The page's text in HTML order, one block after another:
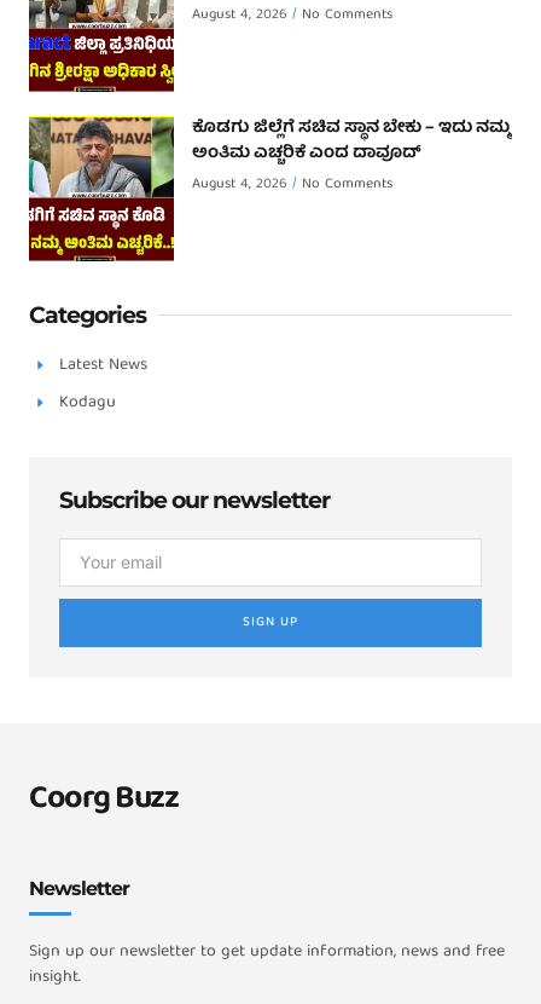
August 4, 2026 No Comments
ಕೊಡಗು ಜಿಲ್ಲೆಗೆ ಸಚಿವ ಸ್ಥಾನ ಬೇಕು – ಇದು ನಮ್ಮ
ಅಂತಿಮ ಎಚ್ಚರಿಕೆ ಎಂದ ದಾವೂದ್ ‌
August 4, 2026 No Comments
Categories
Latest News
Kodagu
Subscribe our newsletter
SIGN UP
Coorg Buzz
Newsletter
Sign up our newsletter to get update information, news and free
insight.